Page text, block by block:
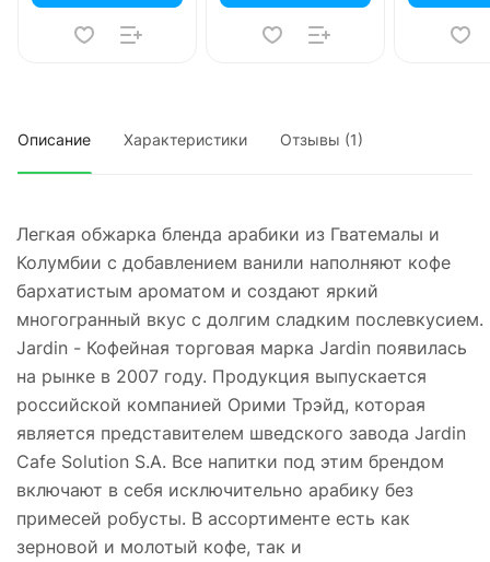
Описание Характеристики Отзывы (1)
Легкая обжарка бленда арабики из Гватемалы и
Колумбии с добавлением ванили наполняют кофе
бархатистым ароматом и создают яркий
многогранный вкус с долгим сладким послевкусием.
Jardin - Кофейная торговая марка Jardin появилась
на рынке в 2007 году. Продукция выпускается
российской компанией Орими Трэйд, которая
является представителем шведского завода Jardin
Cafe Solution S.A. Все напитки под этим брендом
включают в себя исключительно арабику без
примесей робусты. В ассортименте есть как
зерновой и молотый кофе, так и